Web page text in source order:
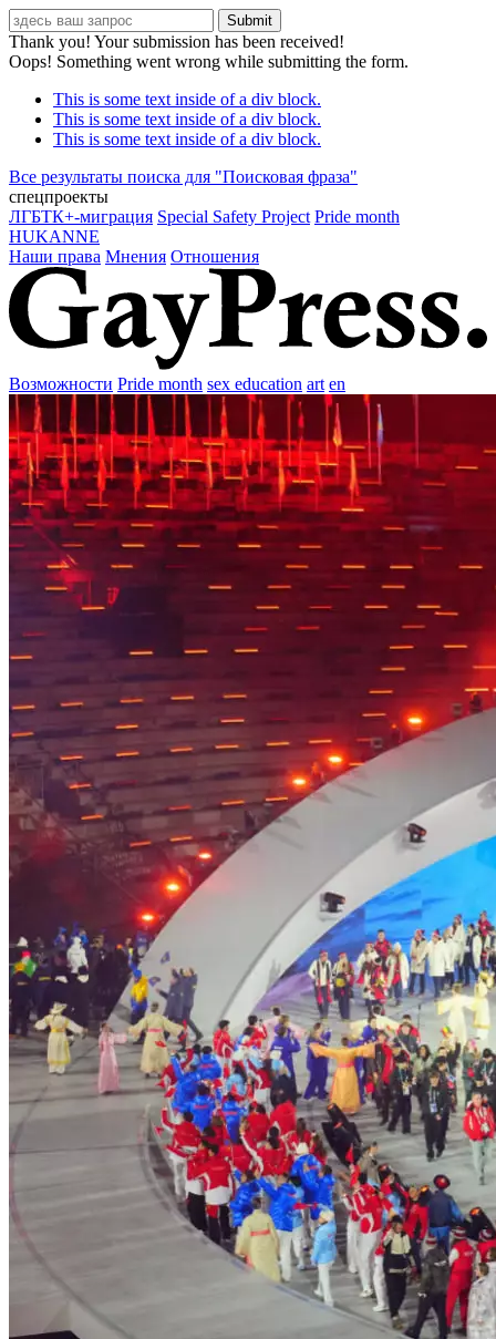
Thank you! Your submission has been received!
Oops! Something went wrong while submitting the form.
This is some text inside of a div block.
This is some text inside of a div block.
This is some text inside of a div block.
Все результаты поиска для "Поисковая фраза"
спецпроекты
ЛГБТК+-миграция Special Safety Project Pride month
HUKANNE
Наши права Мнения Отношения
Возможности Pride month sex education art en